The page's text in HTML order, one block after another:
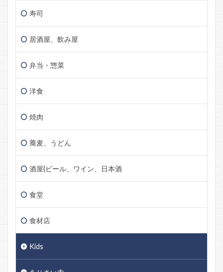
寿司
居酒屋、飲み屋
弁当・惣菜
洋食
焼肉
蕎麦、うどん
酒屋(ビール、ワイン、日本酒
食堂
食材店
Kids